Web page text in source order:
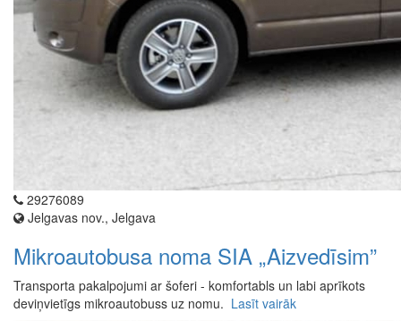
29276089
Jelgavas nov., Jelgava
Mikroautobusa noma SIA „Aizvedīsim”
Transporta pakalpojumi ar šoferi - komfortabls un labi aprīkots
deviņvietīgs mikroautobuss uz nomu. Lasīt vairāk